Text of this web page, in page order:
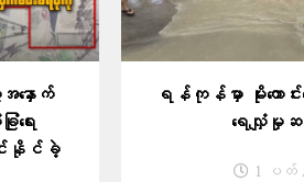
နှောက်
ေး
နိုင်ခဲ့
ရန်ကုန်မှာ မိုးကောင်းန
ရေလျှံမှု
1 ပတ်